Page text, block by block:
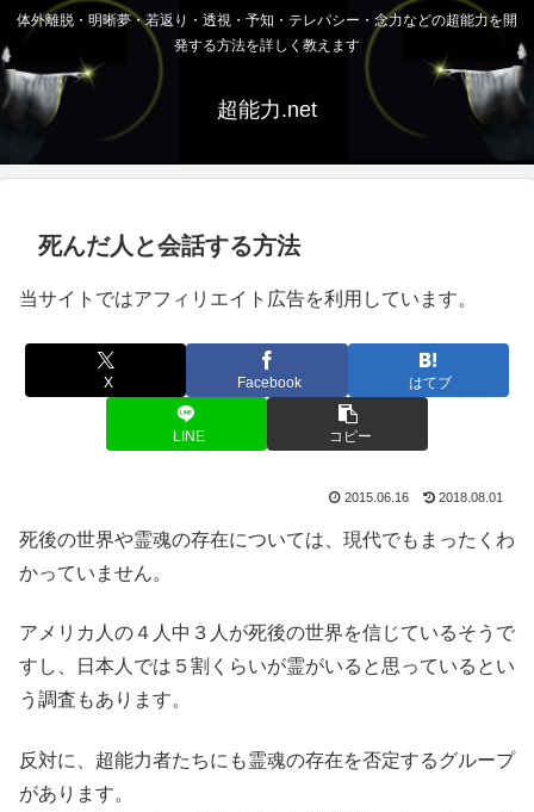
体外離脱・明晰夢・若返り・透視・予知・テレパシー・念力などの超能力を開
発する方法を詳しく教えます
超能力.net
死んだ人と会話する方法
当サイトではアフィリエイト広告を利用しています。
X Facebook はてブ
LINE コピー
2015.06.16 2018.08.01
死後の世界や霊魂の存在については、現代でもまったくわ
かっていません。
アメリカ人の４人中３人が死後の世界を信じているそうで
すし、日本人では５割くらいが霊がいると思っているとい
う調査もあります。
反対に、超能力者たちにも霊魂の存在を否定するグループ
があります。